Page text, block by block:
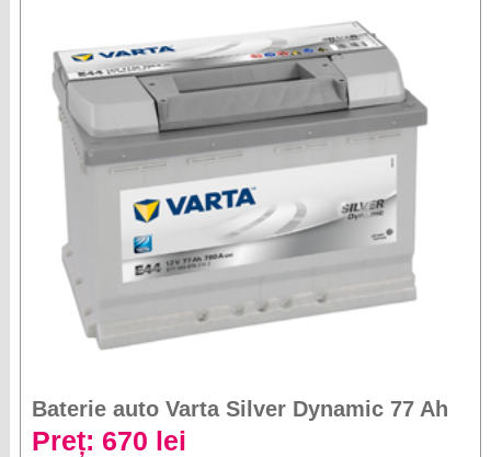
Baterie auto Varta Silver Dynamic 77 Ah
Preț: 670 lei